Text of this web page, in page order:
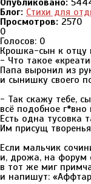
Опубликовано:
Блог: Стихи для
Просмотров: 2570
0
Голосов: 0
Крошка-сын к отцу
- Что такое
Папа выронил из
и сынишку своего
- Так скажу тебе,
всё подобное г*вно
Есть одна тусовка
Им присущ
Если мальчик
и, дрожа, на форум
в тот же миг
и напишут: